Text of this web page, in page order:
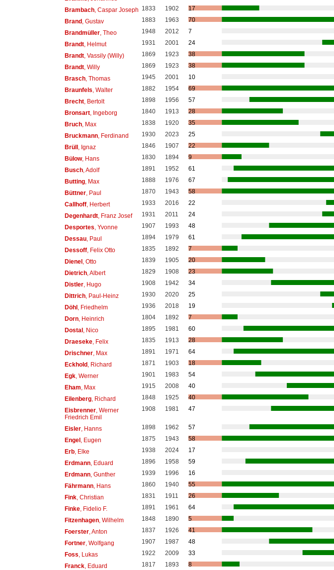
Brambach, Caspar Joseph 1833 1902
17
Brand, Gustav 1883 1963
70
Brandmüller, Theo 1948 2012
7
Brandt, Helmut 1931 2001
24
Brandt, Vassily (Willy) 1869 1923
38
Brandt, Willy 1869 1923
38
Brasch, Thomas 1945 2001
10
Braunfels , Walter 1882 1954
69
Brecht, Bertolt 1898 1956
57
Bronsart, Ingeborg 1840 1913
28
Bruch, Max 1838 1920
35
Bruckmann, Ferdinand 1930 2023
25
Brüll, Ignaz 1846 1907
22
Bülow, Hans 1830 1894
9
Busch, Adolf 1891 1952
61
Butting, Max 1888 1976
67
Büttner, Paul 1870 1943
58
Callhoff, Herbert 1933 2016
22
Degenhardt, Franz Josef 1931 2011
24
Desportes , Yvonne 1907 1993
48
Dessau, Paul 1894 1979
61
Dessoff, Felix Otto 1835 1892
7
Dienel, Otto 1839 1905
20
Dietrich, Albert 1829 1908
23
Distler, Hugo 1908 1942
34
Dittrich, Paul-Heinz 1930 2020
25
Döhl, Friedhelm 1936 2018
19
Dorn, Heinrich 1804 1892
7
Dostal, Nico 1895 1981
60
Draeseke, Felix 1835 1913
28
Drischner, Max 1891 1971
64
Eckhold, Richard 1871 1903
18
Egk, Werner 1901 1983
54
Eham , Max 1915 2008
40
Eilenberg, Richard 1848 1925
40
Eisbrenner, Werner
Friedrich Emil
1908 1981 47
Eisler, Hanns 1898 1962
57
Engel, Eugen 1875 1943
58
Erb, Elke 1938 2024
17
Erdmann, Eduard 1896 1958
59
Erdmann, Gunther 1939 1996
16
Fährmann, Hans 1860 1940
55
Fink, Christian 1831 1911
26
Finke, Fidelio F. 1891 1961
64
Fitzenhagen, Wilhelm 1848 1890
5
Foerster, Anton 1837 1926
41
Fortner, Wolfgang 1907 1987
48
Foss , Lukas 1922 2009
33
Franck, Eduard 1817 1893
8